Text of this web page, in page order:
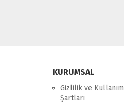
KURUMSAL
Gizlilik ve Kullanım
Şartları